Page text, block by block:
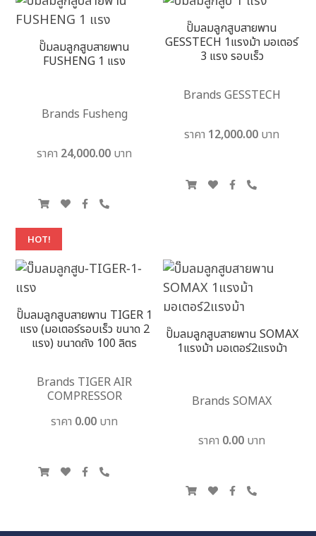
ปั๊มลมลูกสูบสายพาน
FUSHENG 1 แรง
Brands Fusheng
ราคา 24,000.00 บาท
ปั๊มลมลูกสูบสายพาน
GESSTECH 1แรงม้า มอเตอร์
3 แรง รอบเร็ว
Brands GESSTECH
ราคา 12,000.00 บาท
HOT!
ปั๊มลมลูกสูบสายพาน TIGER 1
แรง (มอเตอร์รอบเร็ว ขนาด 2
แรง) ขนาดถัง 100 ลิตร
Brands TIGER AIR
COMPRESSOR
ราคา 0.00 บาท
ปั๊มลมลูกสูบสายพาน SOMAX
1แรงม้า มอเตอร์2แรงม้า
Brands SOMAX
ราคา 0.00 บาท